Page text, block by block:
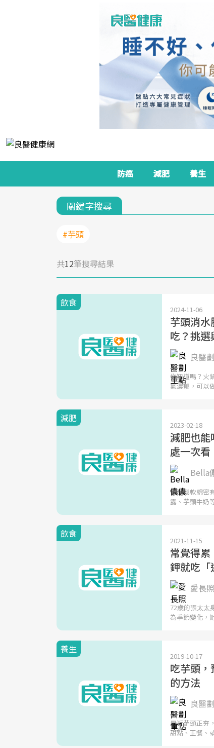
防癌 減肥 養生
關鍵字搜尋
#芋頭
共12筆搜尋結果
飲食
2024-11-06
芋頭消
吃？挑
良醫
你知道嗎？火
氣濃郁，可以
減肥
2023-02-18
減肥也能
處一次
Bella
芋頭鬆軟綿密
露、芋頭牛奶
飲食
2021-11-15
常覺得
鉀就吃「
愛長照
72歲的張太太
為季節變化，
養生
2019-10-17
吃芋頭
的方法
良醫
最近芋頭正夯
甜點、正餐、